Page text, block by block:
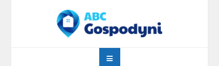
abcgospodyni.pl